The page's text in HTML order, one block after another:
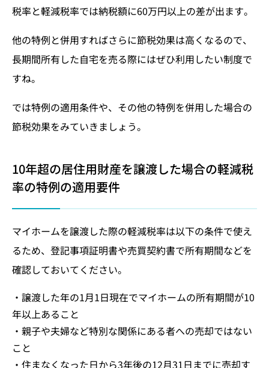
税率と軽減税率では納税額に60万円以上の差が出ます。
他の特例と併用すればさらに節税効果は高くなるので、
長期間所有した自宅を売る際にはぜひ利用したい制度で
すね。
では特例の適用条件や、その他の特例を併用した場合の
節税効果をみていきましょう。
10年超の居住用財産を譲渡した場合の軽減税
率の特例の適用要件
マイホームを譲渡した際の軽減税率は以下の条件で使え
るため、登記事項証明書や売買契約書で所有期間などを
確認しておいてください。
・譲渡した年の1月1日現在でマイホームの所有期間が10
年以上あること
・親子や夫婦など特別な関係にある者への売却ではない
こと
・住まなくなった日から3年後の12月31日までに売却す